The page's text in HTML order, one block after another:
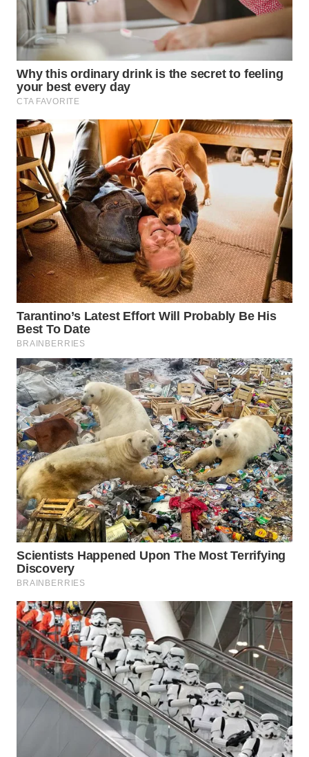
WN
MAJALENGKA
WN
SUBANG
WN
SUKABUMI
WN
PURWAKARTA
WN
PRIANGAN
TIMUR
WN
SEMARANG
WN
WN
BOROBUDUR
WN
MADURA
WN
SURABAYA
WN
NATUNA
BINTAN
WN
MANDALIKA
WN
LIKUPANG